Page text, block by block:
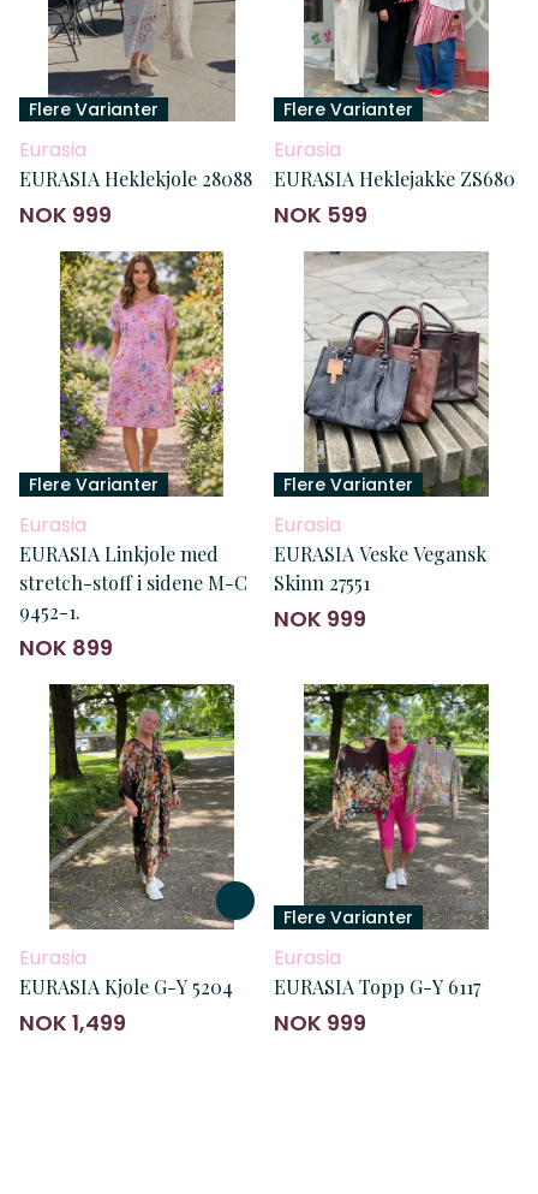
Flere Varianter
Eurasia
EURASIA Heklekjole 28088
NOK 999
Flere Varianter
Eurasia
EURASIA Heklejakke ZS680
NOK 599
Flere Varianter
Eurasia
EURASIA Linkjole med
stretch-stoff i sidene M-C
9452-1.
NOK 899
Flere Varianter
Eurasia
EURASIA Veske Vegansk
Skinn 27551
NOK 999
Eurasia
EURASIA Kjole G-Y 5204
NOK 1,499
Flere Varianter
Eurasia
EURASIA Topp G-Y 6117
NOK 999